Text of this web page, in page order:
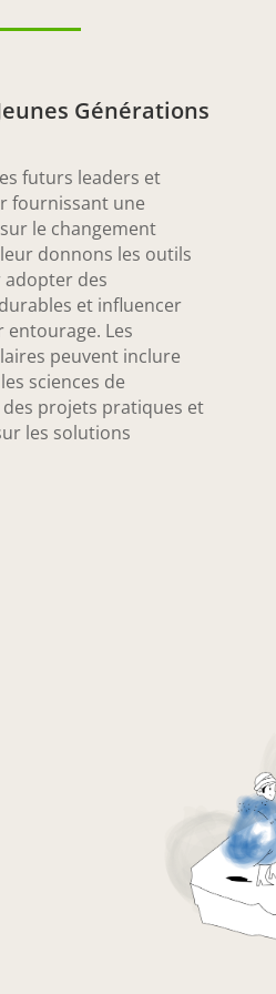
Générations
futurs leaders et
fournissant une
le changement
donnons les outils
adopter des
et influencer
Les
peuvent inclure
sciences de
des projets pratiques et
les solutions